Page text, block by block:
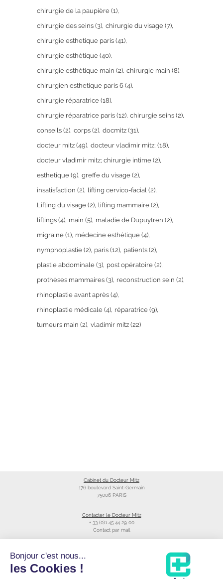
chirurgie de la paupière (1)
chirurgie des seins (3) chirurgie du visage (7)
chirurgie esthetique paris (41)
chirurgie esthétique (40)
chirurgie esthétique main (2) chirurgie main (8)
chirurgien esthetique paris 6 (4)
chirurgie réparatrice (18)
chirurgie réparatrice paris (12) chirurgie seins (2)
conseils (2) corps (2) docmitz (31)
docteur mitz (49) docteur vladimir mitz; (18)
docteur vladimir mitz; chirurgie intime (2)
esthetique (9) greffe du visage (2)
insatisfaction (2) lifting cervico-facial (2)
Lifting du visage (2) lifting mammaire (2)
liftings (4) main (5) maladie de Dupuytren (2)
migraine (1) médecine esthétique (4)
nymphoplastie (2) paris (12) patients (2)
plastie abdominale (3) post opératoire (2)
prothèses mammaires (3) reconstruction sein (2)
rhinoplastie avant après (4)
rhinoplastie médicale (4) réparatrice (9)
tumeurs main (2) vladimir mitz (22)
Cabinet du Docteur Mitz
176 boulevard Saint-Germain
75006 PARIS
Contacter le Docteur Mitz
+ 33 (0)1 45 44 29 00
Contact par mail
Bonjour c'est nous...
les Cookies !